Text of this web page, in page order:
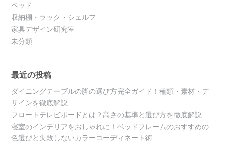
ベッド
収納棚・ラック・シェルフ
家具デザイン研究室
未分類
最近の投稿
ダイニングテーブルの脚の選び方完全ガイド！種類・素材・デ
ザインを徹底解説
フロートテレビボードとは？高さの基準と選び方を徹底解説
寝室のインテリアをおしゃれに！ベッドフレームのおすすめの
色選びと失敗しないカラーコーディネート術